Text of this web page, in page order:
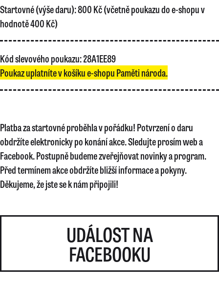
Startovné (výše daru):800 Kč (včetně poukazu do e-shopu v
hodnotě 400 Kč)
Kód slevového poukazu:28A1EE89
Poukaz uplatníte v košíku e-shopu Paměti národa.
Platba za startovné proběhla v pořádku! Potvrzení o daru
obdržíte elektronicky po konání akce. Sledujte prosím web a
Facebook. Postupně budeme zveřejňovat novinky a program.
Před termínem akce obdržíte bližší informace a pokyny.
Děkujeme, že jste se k nám připojili!
UDÁLOST NA
FACEBOOKU